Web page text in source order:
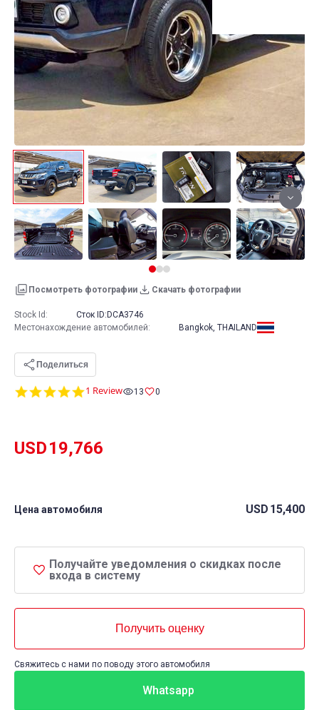
Посмотреть фотографии Скачать фотографии
5.0
1 Review 13 0
USD19,766
Цена автомобиля USD 15,400
Получайте уведомления о скидках после
входа в систему
Получить оценку
Свяжитесь с нами по поводу этого автомобиля
Whatsapp
Stock Id: Сток ID: DCA3746
Местонахождение автомобилей: Bangkok, THAILAND
Поделиться